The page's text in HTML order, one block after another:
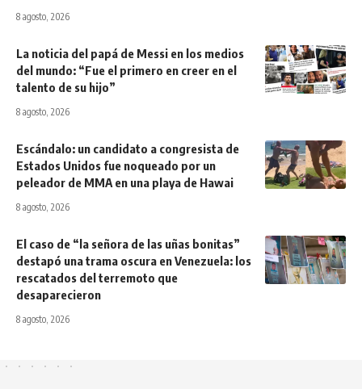
8 agosto, 2026
La noticia del papá de Messi en los medios
del mundo: “Fue el primero en creer en el
talento de su hijo”
8 agosto, 2026
Escándalo: un candidato a congresista de
Estados Unidos fue noqueado por un
peleador de MMA en una playa de Hawai
8 agosto, 2026
El caso de “la señora de las uñas bonitas”
destapó una trama oscura en Venezuela: los
rescatados del terremoto que
desaparecieron
8 agosto, 2026